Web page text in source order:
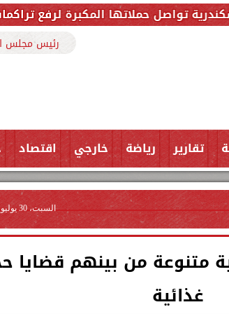
لرفع تراكمات المخلفات بشارع ملك حفني
رئيس مجلس
تقارير رياضة خارجي اقتصاد
السبت، 30 يوليو 2022
متنوعة من بينهم
غذائية